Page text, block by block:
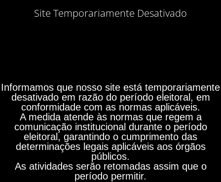
Site Temporariamente Desativado
Informamos que nosso site está temporariamente
desativado em razão do período eleitoral, em
conformidade com as normas aplicáveis.
A medida atende às normas que regem a
comunicação institucional durante o período
eleitoral, garantindo o cumprimento das
determinações legais aplicáveis aos órgãos
públicos.
As atividades serão retomadas assim que o
período permitir.